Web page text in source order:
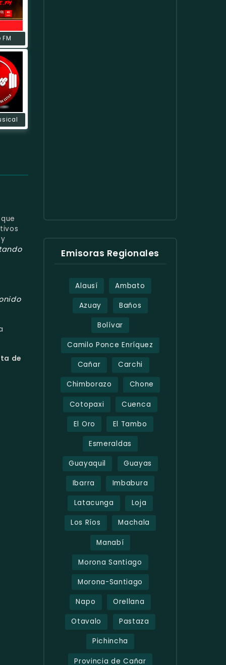
de
Emisoras Regionales
Alausí Ambato
Azuay Baños
Bolívar
Camilo Ponce Enríquez
Cañar Carchi
Chimborazo Chone
Cotopaxi Cuenca
El Oro El Tambo
Esmeraldas
Guayaquil Guayas
Ibarra Imbabura
Latacunga Loja
Los Ríos Machala
Manabí
Morona Santiago
Morona-Santiago
Napo Orellana
Otavalo Pastaza
Pichincha
Provincia de Cañar